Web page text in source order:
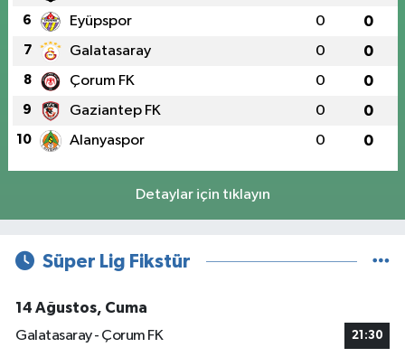
6 Eyüpspor 0 0
7 Galatasaray 0 0
8 Çorum FK 0 0
9 Gaziantep FK 0 0
10 Alanyaspor 0 0
Detaylar için tıklayın
Süper Lig Fikstür
14 Ağustos, Cuma
Galatasaray - Çorum FK
21:30